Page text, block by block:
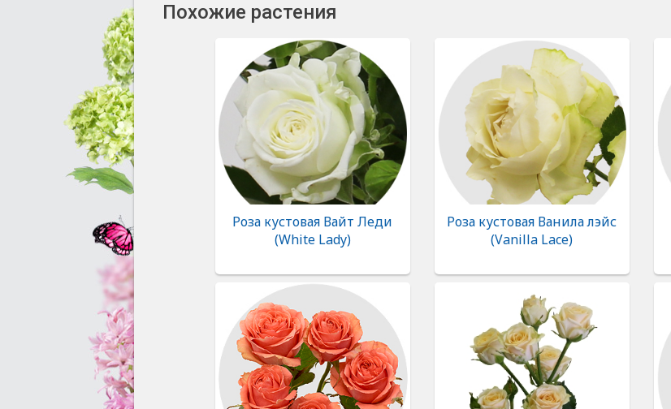
Похожие растения
Роза кустовая Вайт Леди
(White Lady)
Роза кустовая Ванила лэйс
(Vanilla Lace)